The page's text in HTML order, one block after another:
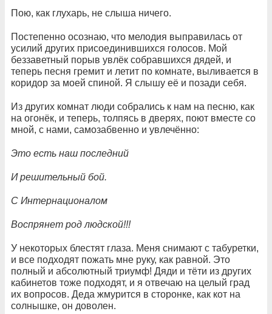
Пою, как глухарь, не слыша ничего.
Постепенно осознаю, что мелодия выправилась от
усилий других присоединившихся голосов. Мой
беззаветный порыв увлёк собравшихся дядей, и
теперь песня гремит и летит по комнате, выливается в
коридор за моей спиной. Я слышу её и позади себя.
Из других комнат люди собрались к нам на песню, как
на огонёк, и теперь, толпясь в дверях, поют вместе со
мной, с нами, самозабвенно и увлечённо:
Это есть наш последний
И решительный бой.
С Интернационалом
Воспрянет род людской!!!
У некоторых блестят глаза. Меня снимают с табуретки,
и все подходят пожать мне руку, как равной. Это
полный и абсолютный триумф! Дяди и тёти из других
кабинетов тоже подходят, и я отвечаю на целый град
их вопросов. Деда жмурится в сторонке, как кот на
солнышке, он доволен.